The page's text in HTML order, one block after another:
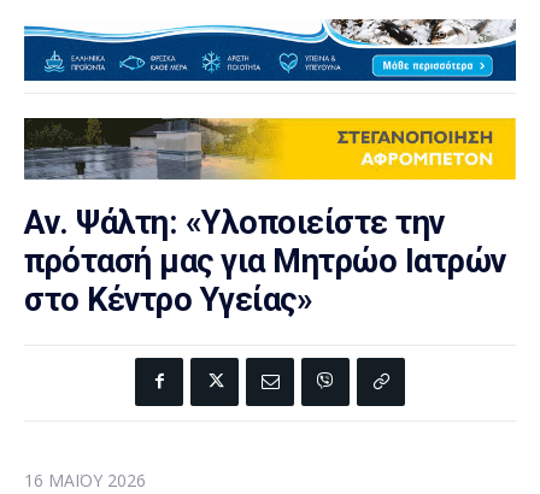
Αν. Ψάλτη: «Υλοποιείστε την
πρότασή μας για Μητρώο Ιατρών
στο Κέντρο Υγείας»
16 ΜΑΪ́ΟΥ 2026